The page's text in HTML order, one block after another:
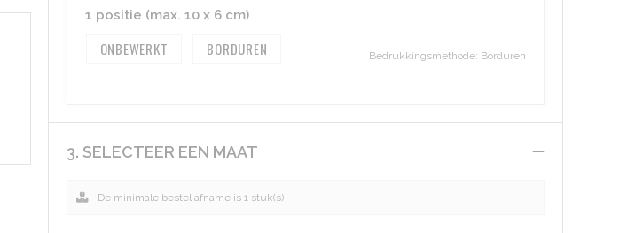
1 positie (max. 10 x 6 cm)
ONBEWERKT BORDUREN Bedrukkingsmethode: Borduren
3. SELECTEER EEN MAAT
De minimale bestel afname is 1 stuk(s)